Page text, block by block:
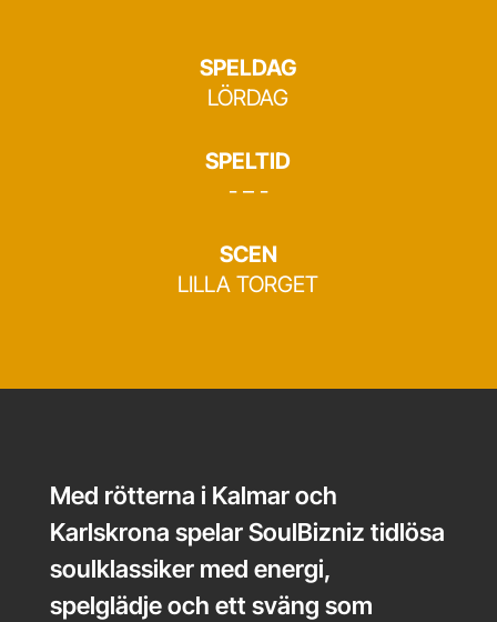
SPELDAG
LÖRDAG
SPELTID
- – -
SCEN
LILLA TORGET
Med rötterna i Kalmar och
Karlskrona spelar SoulBizniz tidlösa
soulklassiker med energi,
spelglädje och ett sväng som